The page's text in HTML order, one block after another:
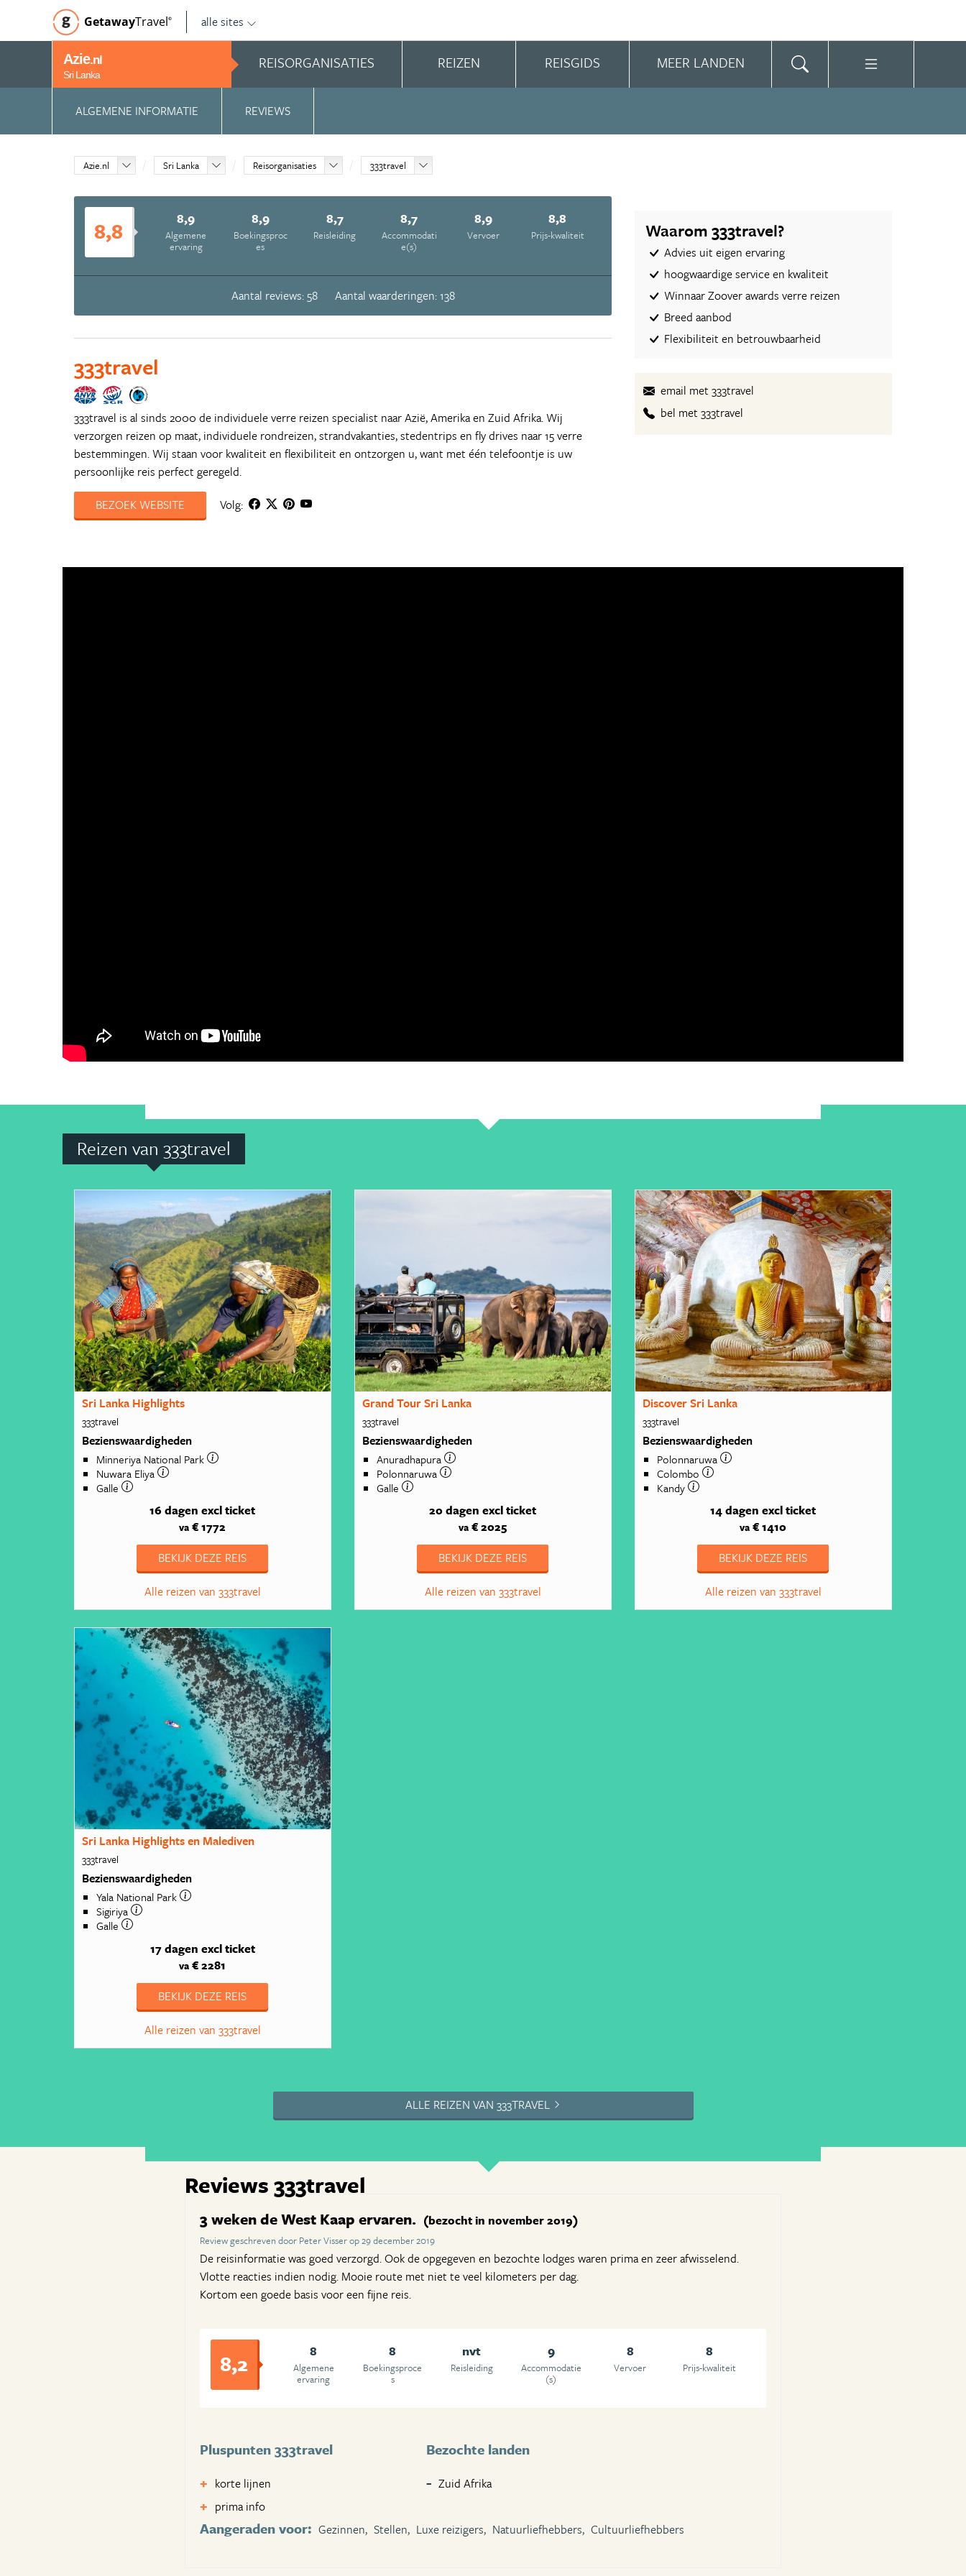
GetawayTravel© alle sites
Azie.nl
Sri Lanka
REISORGANISATIES REIZEN REISGIDS MEER LANDEN
ALGEMENE INFORMATIE REVIEWS
Azie.nl Sri Lanka Reisorganisaties 333travel
8,8 8,9
Algemene
ervaring
8,9
Boekingsproc
es
8,7
Reisleiding
8,7
Accommodati
e(s)
8,9
Vervoer
8,8
Prijs-kwaliteit
Aantal reviews: 58 Aantal waarderingen: 138
333travel
333travel is al sinds 2000 de individuele verre reizen specialist naar Azië, Amerika en Zuid Afrika. Wij
verzorgen reizen op maat, individuele rondreizen, strandvakanties, stedentrips en fly drives naar 15 verre
bestemmingen. Wij staan voor kwaliteit en flexibiliteit en ontzorgen u, want met één telefoontje is uw
persoonlijke reis perfect geregeld.
BEZOEK WEBSITE
Volg:
Waarom 333travel?
Advies uit eigen ervaring
hoogwaardige service en kwaliteit
Winnaar Zoover awards verre reizen
Breed aanbod
Flexibiliteit en betrouwbaarheid
email met 333travel
bel met 333travel
Reizen van 333travel
Sri Lanka Highlights
333travel
Bezienswaardigheden
Minneriya National Park
Nuwara Eliya
Galle
16 dagen excl ticket
va € 1772
BEKIJK DEZE REIS
Alle reizen van 333travel
Grand Tour Sri Lanka
333travel
Bezienswaardigheden
Anuradhapura
Polonnaruwa
Galle
20 dagen excl ticket
va € 2025
BEKIJK DEZE REIS
Alle reizen van 333travel
Discover Sri Lanka
333travel
Bezienswaardigheden
Polonnaruwa
Colombo
Kandy
14 dagen excl ticket
va € 1410
BEKIJK DEZE REIS
Alle reizen van 333travel
Sri Lanka Highlights en Malediven
333travel
Bezienswaardigheden
Yala National Park
Sigiriya
Galle
17 dagen excl ticket
va € 2281
BEKIJK DEZE REIS
Alle reizen van 333travel
ALLE REIZEN VAN 333TRAVEL
Reviews 333travel
3 weken de West Kaap ervaren. (bezocht in november 2019)
Review geschreven door Peter Visser op 29 december 2019
De reisinformatie was goed verzorgd. Ook de opgegeven en bezochte lodges waren prima en zeer afwisselend.
Vlotte reacties indien nodig. Mooie route met niet te veel kilometers per dag.
Kortom een goede basis voor een fijne reis.
8,2 8
Algemene
ervaring
8
Boekingsproce
s
nvt
Reisleiding
9
Accommodatie
(s)
8
Vervoer
8
Prijs-kwaliteit
Pluspunten 333travel
korte lijnen
prima info
Bezochte landen
Zuid Afrika
Aangeraden voor: Gezinnen, Stellen, Luxe reizigers, Natuurliefhebbers, Cultuurliefhebbers